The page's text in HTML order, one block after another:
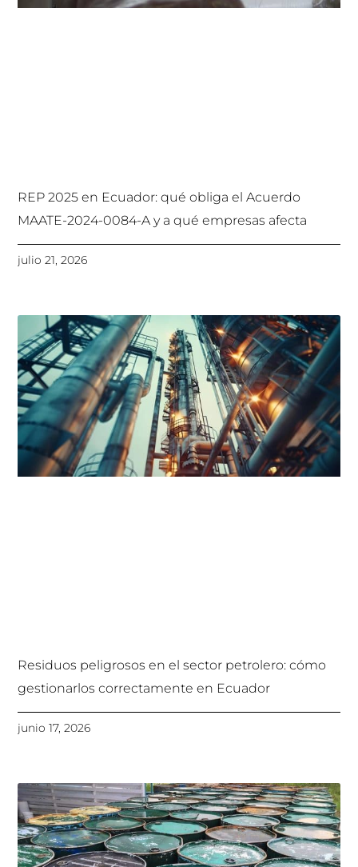
REP 2025 en Ecuador: qué obliga el Acuerdo
MAATE-2024-0084-A y a qué empresas afecta
julio 21, 2026
Residuos peligrosos en el sector petrolero: cómo
gestionarlos correctamente en Ecuador
junio 17, 2026